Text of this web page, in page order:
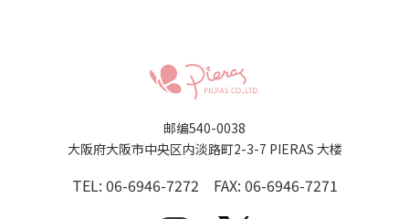
〒540-0038 大阪府大阪市中央区内淡路町2-3-7 PIERAS大楼
邮编540-0038
大阪府大阪市中央区内淡路町2-3-7 PIERAS 大楼
TEL: 06-6946-7272 FAX: 06-6946-7271